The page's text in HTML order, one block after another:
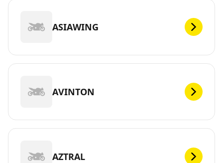
ASIAWING
AVINTON
AZTRAL